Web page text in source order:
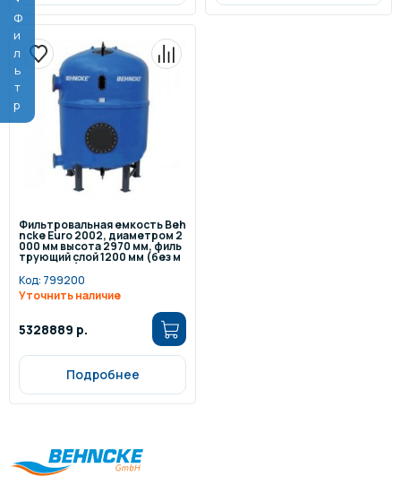
Фильтр
Фильтровальная емкость Beh
ncke Euro 2002, диаметром 2
000 мм высота 2970 мм, филь
трующий слой 1200 мм (без м
анометра)
Код: 799200
Уточнить наличие
5328889 р.
Подробнее